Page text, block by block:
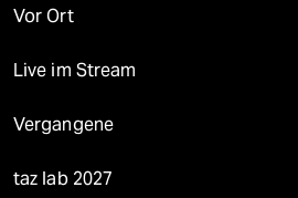
Vor Ort
Live im Stream
Vergangene
taz lab 2027